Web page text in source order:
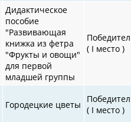
Дидактическое
пособие
"Развивающая
книжка из фетра
"Фрукты и овощи"
для первой
младшей группы
( I место )
Городецкие цветы ( I место )